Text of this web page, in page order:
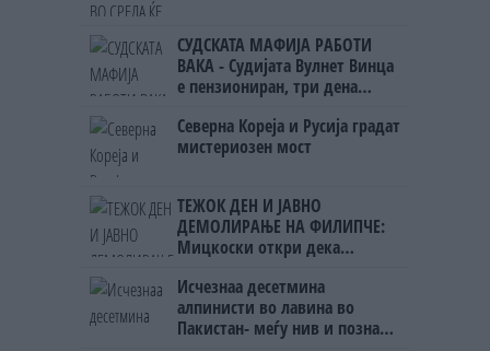
СУДСКАТА МАФИЈА РАБОТИ
ВАКА - Судијата Вулнет Винца
е пензиониран, три дена
на бизнисменот Марковски
Северна Кореја и Русија градат
мистериозен мост
ТЕЖОК ДЕН И ЈАВНО
ДЕМОЛИРАЊЕ НА ФИЛИПЧЕ:
Мицкоски откри дека
ништо, освен за кеш
Исчезнаа десетмина
алпинисти во лавина во
Пакистан- меѓу нив и познат